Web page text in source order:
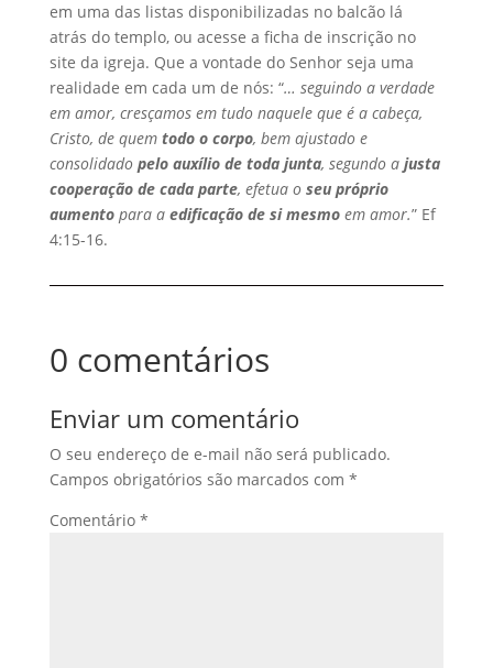
em uma das listas disponibilizadas no balcão lá
atrás do templo, ou acesse a ficha de inscrição no
site da igreja. Que a vontade do Senhor seja uma
realidade em cada um de nós: “… seguindo a verdade
em amor, cresçamos em tudo naquele que é a cabeça,
Cristo, de quem todo o corpo, bem ajustado e
consolidado pelo auxílio de toda junta, segundo a justa
cooperação de cada parte, efetua o seu próprio
aumentopara a edificação de si mesmoem amor.” Ef
4:15-16.
0 comentários
Enviar um comentário
O seu endereço de e-mail não será publicado.
Campos obrigatórios são marcados com *
Comentário *